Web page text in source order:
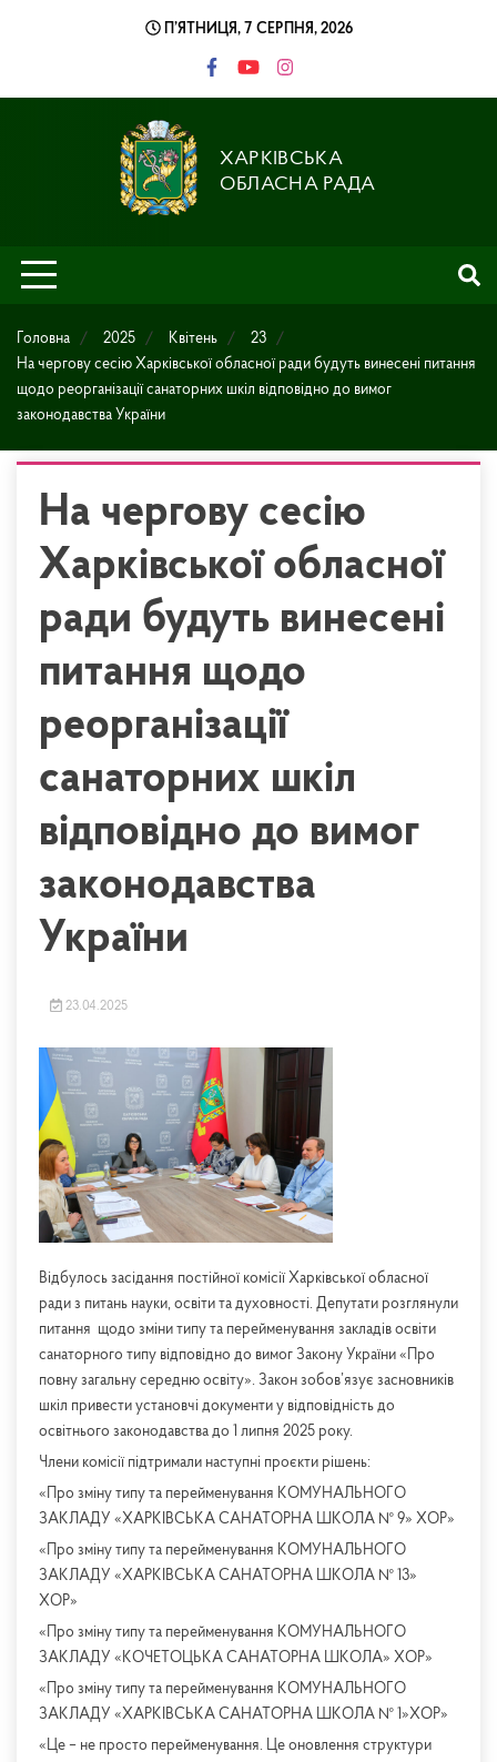
П’ЯТНИЦЯ, 7 СЕРПНЯ, 2026
ХАРКІВСЬКА
ОБЛАСНА РАДА
Головна 2025 Квітень
23
На чергову сесію Харківської обласної ради будуть винесені питання
щодо реорганізації санаторних шкіл відповідно до вимог
законодавства України
На чергову сесію
Харківської обласної
ради будуть винесені
питання щодо
реорганізації
санаторних шкіл
відповідно до вимог
законодавства
України
23.04.2025
Відбулось засідання постійної комісії Харківської обласної
ради з питань науки, освіти та духовності. Депутати розглянули
питання щодо зміни типу та перейменування закладів освіти
санаторного типу відповідно до вимог Закону України «Про
повну загальну середню освіту». Закон зобов’язує засновників
шкіл привести установчі документи у відповідність до
освітнього законодавства до 1 липня 2025 року.
Члени комісії підтримали наступні проєкти рішень:
«Про зміну типу та перейменування КОМУНАЛЬНОГО
ЗАКЛАДУ «ХАРКІВСЬКА САНАТОРНА ШКОЛА № 9» ХОР»
«Про зміну типу та перейменування КОМУНАЛЬНОГО
ЗАКЛАДУ «ХАРКІВСЬКА САНАТОРНА ШКОЛА № 13»
ХОР»
«Про зміну типу та перейменування КОМУНАЛЬНОГО
ЗАКЛАДУ «КОЧЕТОЦЬКА САНАТОРНА ШКОЛА» ХОР»
«Про зміну типу та перейменування КОМУНАЛЬНОГО
ЗАКЛАДУ «ХАРКІВСЬКА САНАТОРНА ШКОЛА № 1»ХОР»
«Це – не просто перейменування. Це оновлення структури